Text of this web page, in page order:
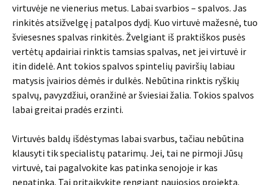
virtuvėje ne vienerius metus. Labai svarbios – spalvos. Jas
rinkitės atsižvelgę į patalpos dydį. Kuo virtuvė mažesnė, tuo
šviesesnes spalvas rinkitės. Žvelgiant iš praktiškos pusės
vertėtų apdairiai rinktis tamsias spalvas, net jei virtuvė ir
itin didelė. Ant tokios spalvos spintelių paviršių labiau
matysis įvairios dėmės ir dulkės. Nebūtina rinktis ryškių
spalvų, pavyzdžiui, oranžinė ar šviesiai žalia. Tokios spalvos
labai greitai pradės erzinti.
Virtuvės baldų išdėstymas labai svarbus, tačiau nebūtina
klausyti tik specialistų patarimų. Jei, tai ne pirmoji Jūsų
virtuvė, tai pagalvokite kas patinka senojoje ir kas
nepatinka. Tai pritaikykite rengiant naujosios projektą.